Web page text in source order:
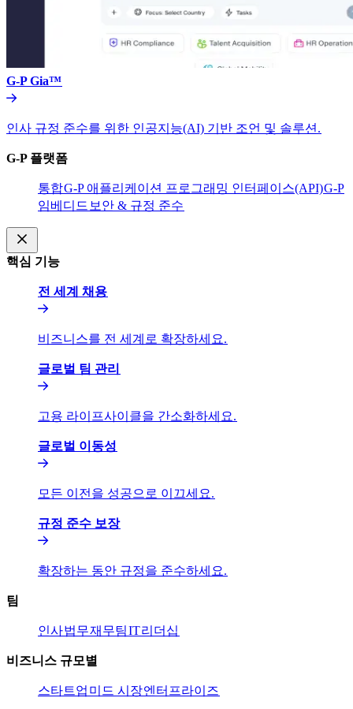
G-P Gia™​​
인사 규정 준수를 위한 인공지능(AI) 기반 조언 및 솔루션.​​
G-P 플랫폼​​
통합​​G-P 애플리케이션 프로그래밍 인터페이스(API)​​G-P
임베디드​​ 보안 & 규정 준수​​
핵심 기능​​
전 세계 채용​​
비즈니스를 전 세계로 확장하세요.​​
글로벌 팀 관리​​
고용 라이프사이클을 간소화하세요.​​
글로벌 이동성​​
모든 이전을 성공으로 이끄세요.​​
규정 준수 보장​​
확장하는 동안 규정을 준수하세요.​​
팀​​
인사​​법무​​재무팀​​IT​​리더십​​
비즈니스 규모별​​
스타트업​​ 미드 시장​​엔터프라이즈​​